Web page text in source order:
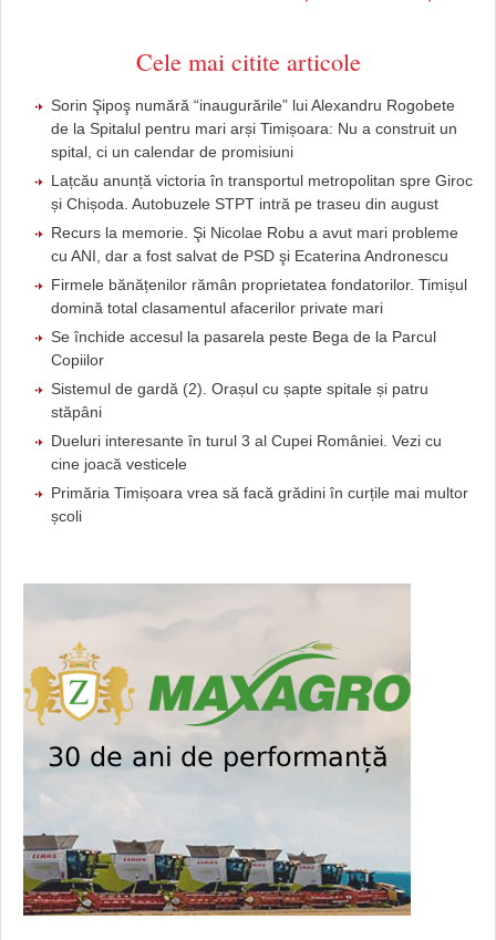
Cele mai citite articole
Sorin Şipoş numără “inaugurările” lui Alexandru Rogobete
de la Spitalul pentru mari arși Timișoara: Nu a construit un
spital, ci un calendar de promisiuni
Lațcău anunță victoria în transportul metropolitan spre Giroc
și Chișoda. Autobuzele STPT intră pe traseu din august
Recurs la memorie. Şi Nicolae Robu a avut mari probleme
cu ANI, dar a fost salvat de PSD şi Ecaterina Andronescu
Firmele bănățenilor rămân proprietatea fondatorilor. Timișul
domină total clasamentul afacerilor private mari
Se închide accesul la pasarela peste Bega de la Parcul
Copiilor
Sistemul de gardă (2). Orașul cu șapte spitale și patru
stăpâni
Dueluri interesante în turul 3 al Cupei României. Vezi cu
cine joacă vesticele
Primăria Timișoara vrea să facă grădini în curțile mai multor
școli